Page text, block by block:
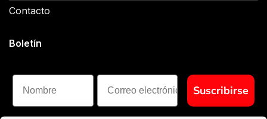
Contacto
Boletín
Nombre
Suscribirse